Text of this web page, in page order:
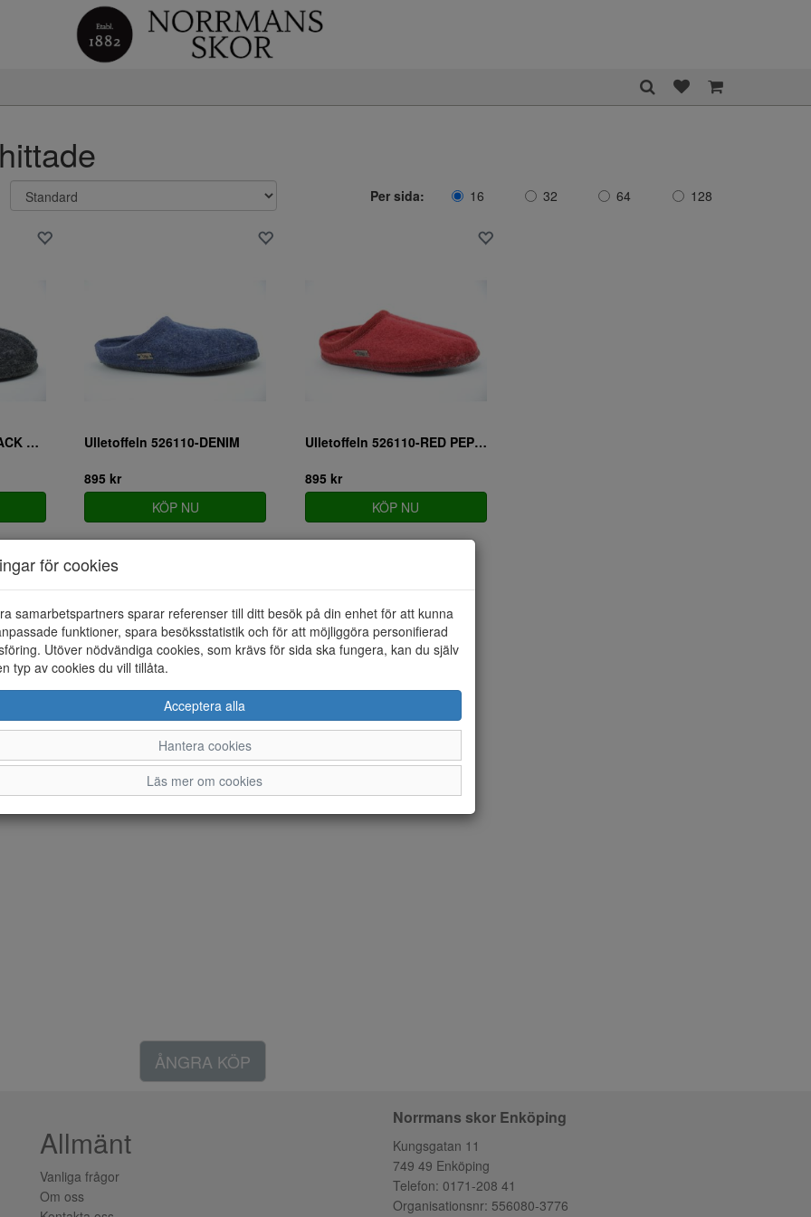
Per sida: 16 32 64 128
Ulletoffeln 526110-BLACK MAL
Ulletoffeln 526110-DENIM
895 kr
KÖP NU
Ulletoffeln 526110-RED PEPPER
895 kr
KÖP NU
ÅNGRA KÖP
för cookies
samarbetspartners sparar referenser till ditt besök på din enhet för att kunna
funktioner, spara besöksstatistik och för att möjliggöra personifierad
Utöver nödvändiga cookies, som krävs för sida ska fungera, kan du själv
typ av cookies du vill tillåta.
Acceptera alla
Hantera cookies
Läs mer om cookies
Allmänt
Vanliga frågor
Om oss
Norrmans skor Enköping
Kungsgatan 11
749 49 Enköping
Telefon: 0171-208 41
Organisationsnr: 556080-3776